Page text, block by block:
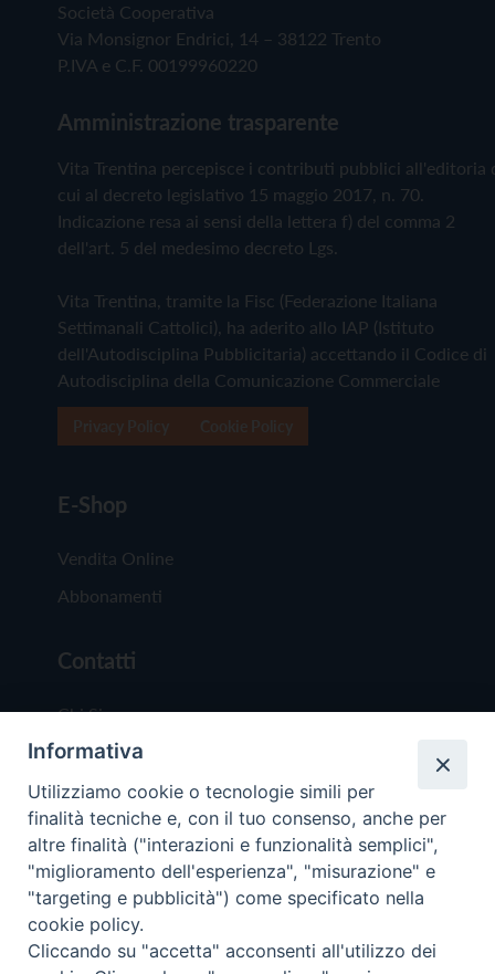
Società Cooperativa
Via Monsignor Endrici, 14 – 38122 Trento
P.IVA e C.F. 00199960220
Amministrazione trasparente
Vita Trentina percepisce i contributi pubblici all'editoria
cui al decreto legislativo 15 maggio 2017, n. 70.
Indicazione resa ai sensi della lettera f) del comma 2
dell'art. 5 del medesimo decreto Lgs.
Vita Trentina, tramite la Fisc (Federazione Italiana
Settimanali Cattolici), ha aderito allo IAP (Istituto
dell'Autodisciplina Pubblicitaria) accettando il Codice di
Autodisciplina della Comunicazione Commerciale
E-Shop
Vendita Online
Abbonamenti
Contatti
Chi Siamo
Redazione
Scrivici
Copyright © 2019 - Tutti i diritti riservati - Vita
Trentina Editrice
Informativa
Utilizziamo cookie o tecnologie simili per
finalità tecniche e, con il tuo consenso, anche per
altre finalità ("interazioni e funzionalità semplici",
"miglioramento dell'esperienza", "misurazione" e
"targeting e pubblicità") come specificato nella
cookie policy.
Cliccando su "accetta" acconsenti all'utilizzo dei